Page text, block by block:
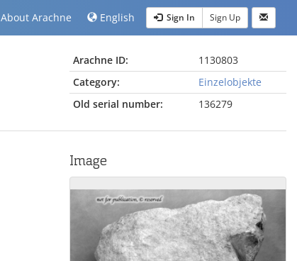
About Arachne English Sign In Sign Up
Arachne ID:
1130803
Category:
Einzelobjekte
Old serial number:
136279
Image